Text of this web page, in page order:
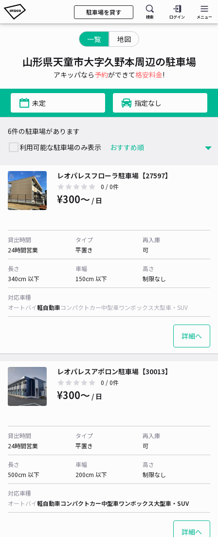
駐車場を貸す
検索 ログイン メニュー
一覧 地図
山形県天童市大字久野本周辺の駐車場
アキッパなら予約ができて格安料金!
未定 指定なし
6件の駐車場があります
利用可能な駐車場のみ表示
レオパレスフローラ駐車場【27597】
0 / 0件
¥300〜 / 日
貸出時間
24時間営業
タイプ
平置き
再入庫
可
長さ
340cm 以下
車幅
150cm 以下
高さ
制限なし
対応車種
オートバイ軽自動車コンパクトカー中型車ワンボックス大型車・SUV
詳細へ
レオパレスアポロン駐車場【30013】
0 / 0件
¥300〜 / 日
貸出時間
24時間営業
タイプ
平置き
再入庫
可
長さ
500cm 以下
車幅
200cm 以下
高さ
制限なし
対応車種
オートバイ軽自動車コンパクトカー中型車ワンボックス大型車・SUV
詳細へ